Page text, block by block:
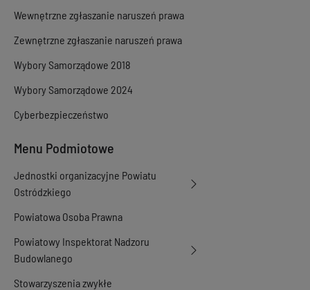
Wewnętrzne zgłaszanie naruszeń prawa
Zewnętrzne zgłaszanie naruszeń prawa
Wybory Samorządowe 2018
Wybory Samorządowe 2024
Cyberbezpieczeństwo
Menu Podmiotowe
Jednostki organizacyjne Powiatu
Ostródzkiego
Powiatowa Osoba Prawna
Powiatowy Inspektorat Nadzoru
Budowlanego
Stowarzyszenia zwykłe